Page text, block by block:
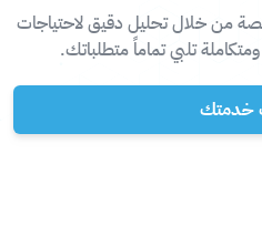
من خلال تحليل دقيق لاحتياجات
تلبي تماماً متطلباتك.
خدمتك